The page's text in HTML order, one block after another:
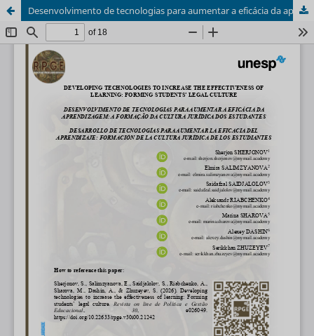
Desenvolvimento de tecnologias para aumentar a eficácia da aprendizagem